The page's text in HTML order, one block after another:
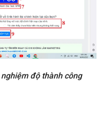
độ thành công